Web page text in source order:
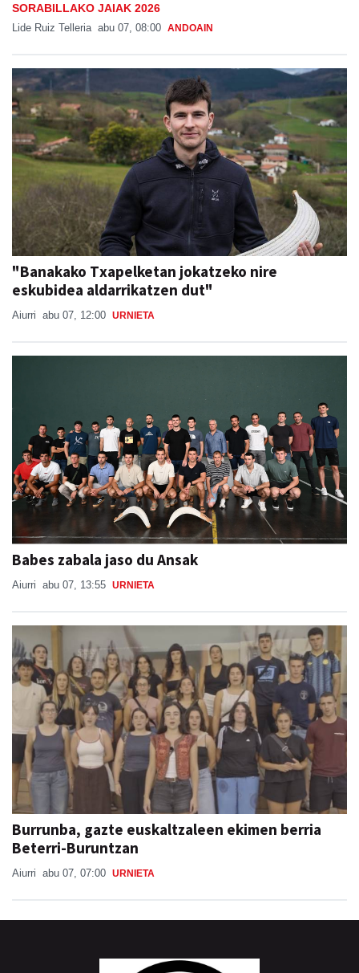
SORABILLAKO JAIAK 2026
Lide Ruiz Telleria abu 07, 08:00 ANDOAIN
"Banakako Txapelketan jokatzeko nire
eskubidea aldarrikatzen dut"
Aiurri abu 07, 12:00 URNIETA
Babes zabala jaso du Ansak
Aiurri abu 07, 13:55 URNIETA
Burrunba, gazte euskaltzaleen ekimen berria
Beterri-Buruntzan
Aiurri abu 07, 07:00 URNIETA